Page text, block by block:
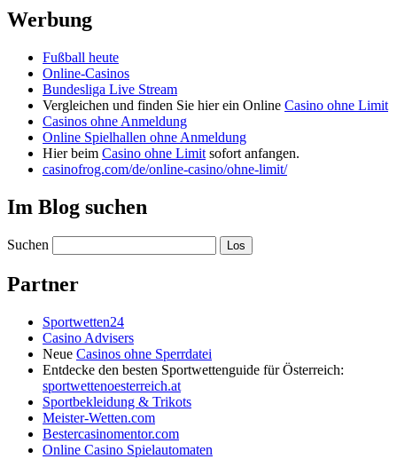
Werbung
Fußball heute
Online-Casinos
Bundesliga Live Stream
Vergleichen und finden Sie hier ein Online Casino ohne Limit
Casinos ohne Anmeldung
Online Spielhallen ohne Anmeldung
Hier beim Casino ohne Limit sofort anfangen.
casinofrog.com/de/online-casino/ohne-limit/
Im Blog suchen
Suchen
Partner
Sportwetten24
Casino Advisers
Neue Casinos ohne Sperrdatei
Entdecke den besten Sportwettenguide für Österreich:
sportwettenoesterreich.at
Sportbekleidung & Trikots
Meister-Wetten.com
Bestercasinomentor.com
Online Casino Spielautomaten